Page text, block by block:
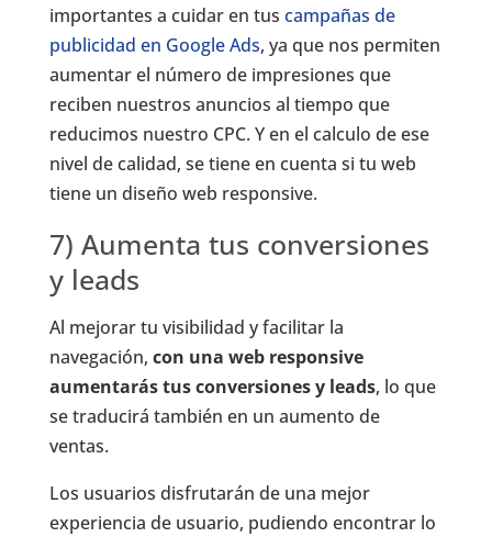
importantes a cuidar en tus campañas de
publicidad en Google Ads, ya que nos permiten
aumentar el número de impresiones que
reciben nuestros anuncios al tiempo que
reducimos nuestro CPC. Y en el calculo de ese
nivel de calidad, se tiene en cuenta si tu web
tiene un diseño web responsive.
7) Aumenta tus conversiones
y leads
Al mejorar tu visibilidad y facilitar la
navegación, con una web responsive
aumentarás tus conversiones y leads, lo que
se traducirá también en un aumento de
ventas.
Los usuarios disfrutarán de una mejor
experiencia de usuario, pudiendo encontrar lo